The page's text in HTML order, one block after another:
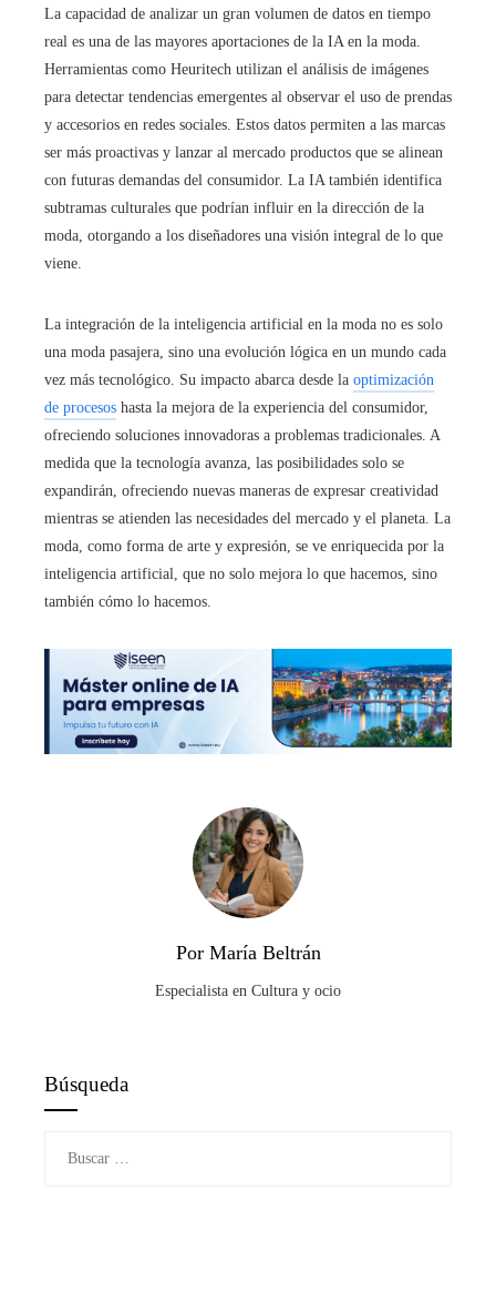
La capacidad de analizar un gran volumen de datos en tiempo
real es una de las mayores aportaciones de la IA en la moda.
Herramientas como Heuritech utilizan el análisis de imágenes
para detectar tendencias emergentes al observar el uso de prendas
y accesorios en redes sociales. Estos datos permiten a las marcas
ser más proactivas y lanzar al mercado productos que se alinean
con futuras demandas del consumidor. La IA también identifica
subtramas culturales que podrían influir en la dirección de la
moda, otorgando a los diseñadores una visión integral de lo que
viene.
La integración de la inteligencia artificial en la moda no es solo
una moda pasajera, sino una evolución lógica en un mundo cada
vez más tecnológico. Su impacto abarca desde la optimización
de procesos hasta la mejora de la experiencia del consumidor,
ofreciendo soluciones innovadoras a problemas tradicionales. A
medida que la tecnología avanza, las posibilidades solo se
expandirán, ofreciendo nuevas maneras de expresar creatividad
mientras se atienden las necesidades del mercado y el planeta. La
moda, como forma de arte y expresión, se ve enriquecida por la
inteligencia artificial, que no solo mejora lo que hacemos, sino
también cómo lo hacemos.
Por María Beltrán
Especialista en Cultura y ocio
Búsqueda